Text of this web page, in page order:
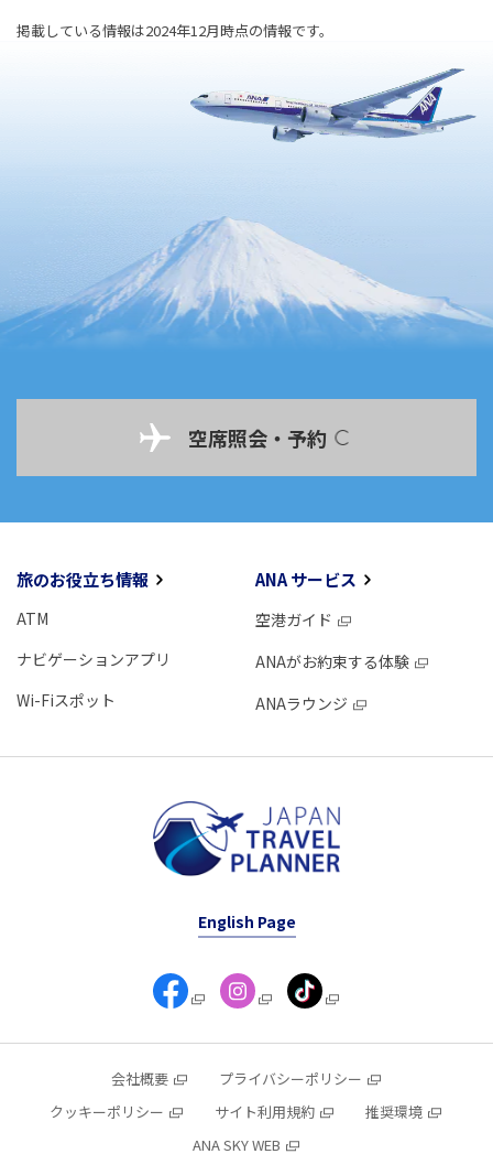
掲載している情報は2024年12月時点の情報です。
空席照会・予約
旅のお役立ち情報
ATM
ナビゲーションアプリ
Wi-Fiスポット
ANA サービス
空港ガイド
ANAがお約束する体験
ANAラウンジ
English Page
会社概要
プライバシーポリシー
クッキーポリシー
サイト利用規約
推奨環境
ANA SKY WEB